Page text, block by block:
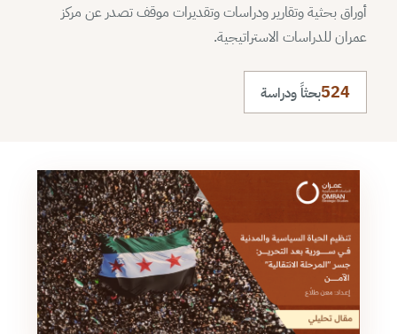
أوراق بحثية وتقارير ودراسات وتقديرات موقف تصدر عن مركز
عمران للدراسات الاستراتيجية.
524بحثاً ودراسة